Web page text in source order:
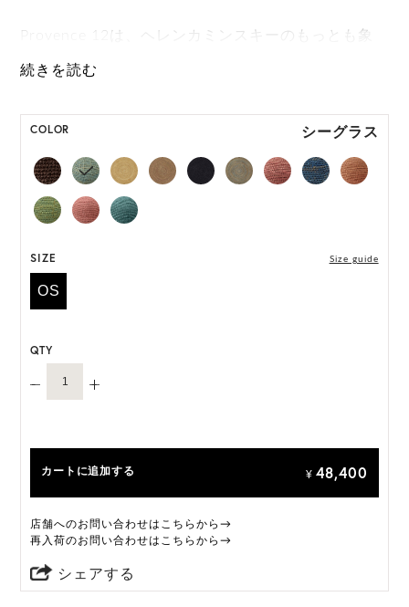
Provence 12は、ヘレンカミンスキーのもっとも象
り、ブリムをアップロールしたり下げたりしてさま
手撚りのラフィア紐を備え、ネオプレンインナーバ
丸めて持ち運びが可能で、旅行に最適なアイテムで
す。 持続可能な方法で収穫されたマダガスカル産の
ラフィアをひとつひとつ手編みし、3日以上かけて完
ン(職人)が持つ高度な技術を体現しています。
「Provence 12」は一部仕様が変更になります。
オーダーをいただいたタイミングによって、上記い
ずれかの商品のお届けになりますこと、予めご了承
ONE SIZE展開の商品:ONE SIZE 57.5cm
M, L 展開の商品:M 57.5cm, L 59.5cm
*天然素材を用いたハンドメイドのため、サイズ・色
には個体差がございます。
HAT BOX に収納できない商品です。
COLOR シーグラス
SIZE Size guide
OS
QTY
カートに追加する ¥ 48,400
店舗へのお問い合わせはこちらから→
再入荷のお問い合わせはこちらから→
シェアする